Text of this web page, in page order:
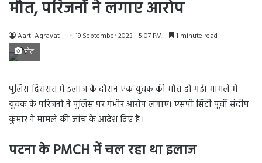
मौत, परिजनों ने लगाए आरोप
Aarti Agravat 19 September 2023 - 5:07 PM 1 minute read
मौत
पुलिस हिरासत में इलाज के दौरान एक युवक की मौत हो गई। मामले में
युवक के परिजनों ने पुलिस पर गंभीर आरोप लगाए। एसपी सिटी पूर्वी संदीप
कुमार ने मामले की जांच के आदेश दिए हैं।
पटना के PMCH में चल रहा था इलाज